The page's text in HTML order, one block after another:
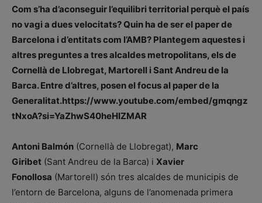
Com s’ha d’aconseguir l’equilibri territorial perquè el país
no vagi a dues velocitats? Quin ha de ser el paper de
Barcelona i d’entitats com l’AMB? Plantegem aquestes i
altres preguntes a tres alcaldes metropolitans, els de
Cornellà de Llobregat, Martorell i Sant Andreu de la
Barca. Entre d’altres, posen el focus al paper de la
Generalitat.https://www.youtube.com/embed/gmqngz
tNxoA?si=YaZhwS40heHIZMAR
Antoni Balmón (Cornellà de Llobregat), Marc
Giribet (Sant Andreu de la Barca) i Xavier
Fonollosa (Martorell) són tres alcaldes de municipis de
l’entorn de Barcelona, alguns de l’anomenada primera